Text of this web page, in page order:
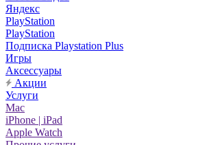
Яндекс
PlayStation
PlayStation
Подписка Playstation Plus
Игры
Аксессуары
Акции
Услуги
Mac
iPhone | iPad
Apple Watch